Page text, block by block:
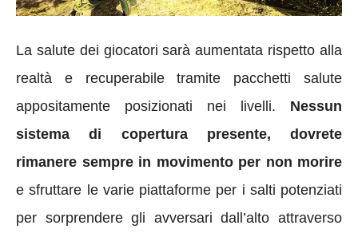
La salute dei giocatori sarà aumentata rispetto alla
realtà e recuperabile tramite pacchetti salute
appositamente posizionati nei livelli. Nessun
sistema di copertura presente, dovrete
rimanere sempre in movimento per non morire
e sfruttare le varie piattaforme per i salti potenziati
per sorprendere gli avversari dall’alto attraverso